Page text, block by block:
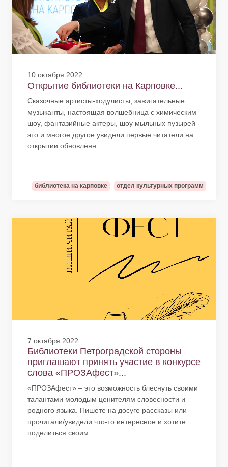
10 октября 2022
Открытие библиотеки на Карповке...
Сказочные артисты-ходулисты, зажигательные
музыканты, настоящая волшебница с химическим
шоу, фантазийные актеры, шоу мыльных пузырей -
это и многое другое увидели первые читатели на
открытии обновлённ...
библиотека на карповке отдел культурных программ
7 октября 2022
Библиотеки Петроградской стороны
приглашают принять участие в конкурсе
слова «ПРОЗАфест»...
«ПРОЗАфест» – это возможность блеснуть своими
талантами молодым ценителям словесности и
родного языка. Пишете на досуге рассказы или
прочитали/увидели что-то интересное и хотите
поделиться своим ...